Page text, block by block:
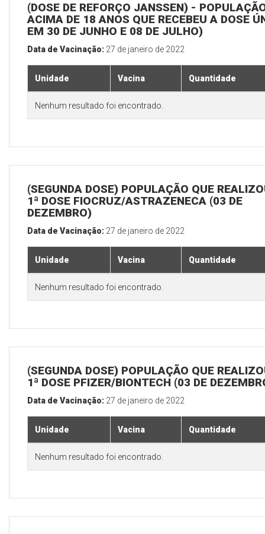
(DOSE DE REFORÇO JANSSEN) -
ACIMA DE 18 ANOS QUE RECEBEU A DOSE
EM 30 DE JUNHO E 08 DE JULHO)
Data de Vacinação: 27 de janeiro de 2022
Unidade Vacina Quantidade
Nenhum resultado foi encontrado.
(SEGUNDA DOSE) POPULAÇÃO QUE
1ª DOSE FIOCRUZ/ASTRAZENECA (03 DE
DEZEMBRO)
Data de Vacinação: 27 de janeiro de 2022
Unidade Vacina Quantidade
Nenhum resultado foi encontrado.
(SEGUNDA DOSE) POPULAÇÃO QUE
1ª DOSE PFIZER/BIONTECH (03 DE
Data de Vacinação: 27 de janeiro de 2022
Unidade Vacina Quantidade
Nenhum resultado foi encontrado.